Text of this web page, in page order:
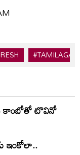
#TAMILAGA
అదే కాంబోతో టొవినో
ఇంకోలా..